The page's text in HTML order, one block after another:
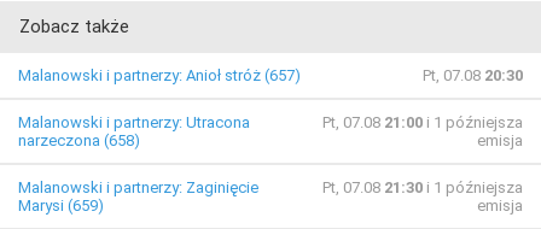
Zobacz także
Malanowski i partnerzy: Anioł stróż (657) Pt, 07.08 20:30
Malanowski i partnerzy: Utracona
narzeczona (658)
Pt, 07.08 21:00 i 1 późniejsza
emisja
Malanowski i partnerzy: Zaginięcie
Marysi (659)
Pt, 07.08 21:30 i 1 późniejsza
emisja